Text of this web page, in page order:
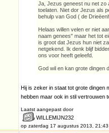
Ja, Jezus geneest nu net zo
toelaten. Niet dor Jezus als
behulp van God ( de
Helaas willen velen er niet
naam genees" maar het tot
is groot dat Jezus hun niet
netgekend. Ik denk blijf
ons voor heeft geleefd.
God wil en kan grote dingen
Hij is zeker in staat tot grote dingen
hebben maar ook in stil vertrouwen
Laatst aangepast door
WILLEMIJN232
op zaterdag 17 augustus 2013, 21:43